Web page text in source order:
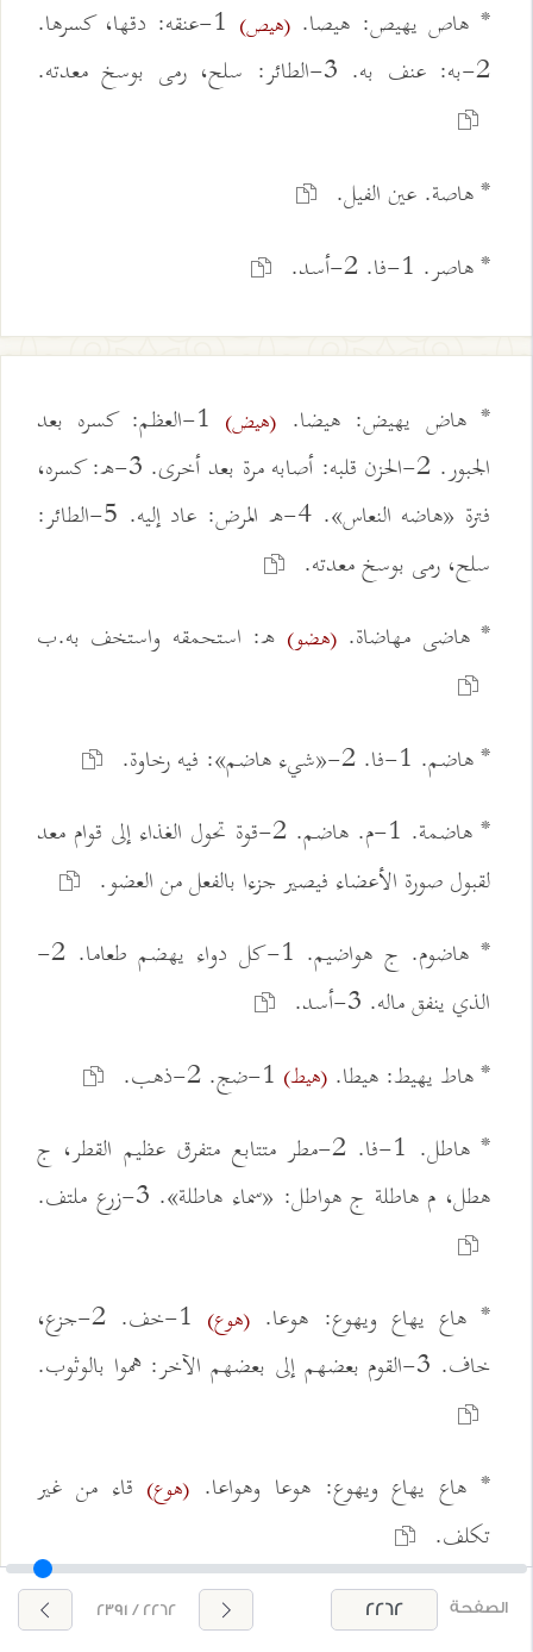
* هاص يهيص: هيصا.(هيص)
1-عنقه: دقها، كسرها.
2-به: عنف به. 3-الطائر: سلح، رمى بوسخ معدته.
* هاصة. عين الفيل.
* هاصر. 1-فا. 2-أسد.
* هاض يهيض: هيضا. (هيض)
1-العظم: كسره بعد
الجبور. 2-الحزن قلبه: أصابه مرة بعد أخرى. 3-ه: كسره،
فترة «هاضه النعاس». 4-ه المرض: عاد إليه. 5-الطائر:
سلح، رمى بوسخ معدته.
* هاضى مهاضاة.(هضو) ه: استحمقه واستخف به.ب
* هاضم. 1-فا. 2-«شيء هاضم»: فيه رخاوة.
* هاضمة. 1-م. هاضم. 2-قوة تحول الغذاء إلى قوام معد
لقبول صورة الأعضاء فيصير جزءا بالفعل من العضو.
* هاضوم. ج هواضيم. 1-كل دواء يهضم طعاما. 2-
الذي ينفق ماله. 3-أسد.
* هاط يهيط: هيطا. (هيط)
* هاطل. 1-فا. 2-مطر متتابع متفرق عظيم القطر، ج
هطل، م هاطلة ج هواطل: «سماء هاطلة». 3-زرع ملتف.
* هاع يهاع ويهوع: هوعا. (هوع)
1-خف. 2-جزع،
خاف. 3-القوم بعضهم إلى بعضهم الآخر: هموا بالوثوب.
* هاع يهاع ويهوع: هوعا وهواعا. (هوع) قاء من غير
تكلف.
* هاع يهيع ويهاع: هيعا.
1-الشيء: انبسط على
الصفحة 2262 / 2391